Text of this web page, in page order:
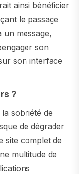
ainsi bénéficier
le passage
message,
son
son interface
?
sobriété de
de dégrader
site complet de
multitude de